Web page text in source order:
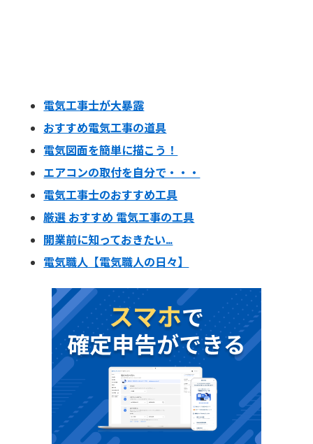
電気工事士が大暴露
おすすめ電気工事の道具
電気図面を簡単に描こう！
エアコンの取付を自分で・・・
電気工事士のおすすめ工具
厳選 おすすめ 電気工事の工具
開業前に知っておきたい…
電気職人【電気職人の日々】